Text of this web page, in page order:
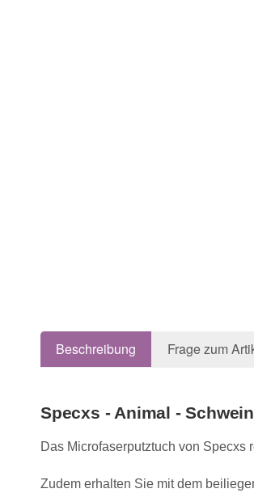
Beschreibung Frage zum
Specxs - Animal - Schwein
Das Microfaserputztuch von
Zudem erhalten Sie mit dem